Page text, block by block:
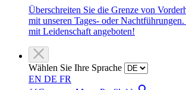
Überschreiten Sie die Grenze von
mit unseren Tages- oder
mit Leidenschaft angeboten!
Wählen Sie Ihre Sprache
EN DE FR